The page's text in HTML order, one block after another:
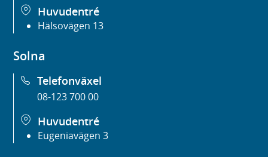
Huvudentré
Hälsovägen 13
Solna
Telefonväxel
08-123 700 00
Huvudentré
Eugeniavägen 3